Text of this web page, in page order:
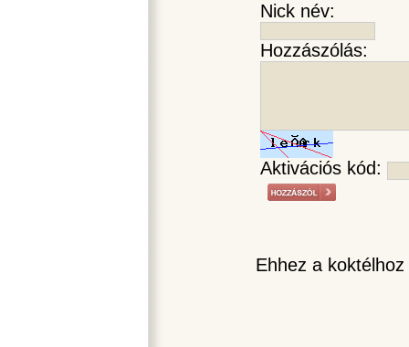
Nick név:
Hozzászólás:
Aktivációs kód:
Ehhez a